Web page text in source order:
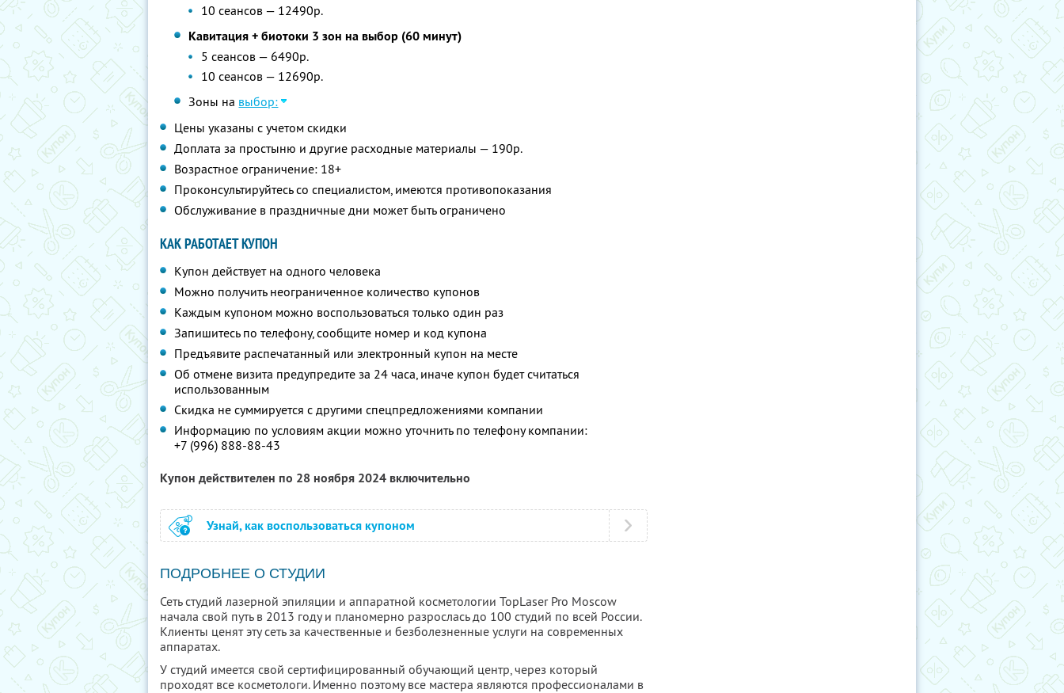
10 сеансов — 12490р.
Кавитация + биотоки 3 зон на выбор (60 минут)
5 сеансов — 6490р.
10 сеансов — 12690р.
Зоны на выбор:
Цены указаны с учетом скидки
⁠Доплата за простыню и другие расходные материалы — 190р.
Возрастное ограничение: 18+
Проконсультируйтесь со специалистом, имеются противопоказания
Обслуживание в праздничные дни может быть ограничено
КАК РАБОТАЕТ КУПОН
Купон действует на одного человека
Можно получить неограниченное количество купонов
Каждым купоном можно воспользоваться только один раз
Запишитесь по телефону, сообщите номер и код купона
Предъявите распечатанный или электронный купон на месте
Об отмене визита предупредите за 24 часа, иначе купон будет считаться
использованным
Скидка не суммируется с другими спецпредложениями компании
Информацию по условиям акции можно уточнить по телефону компании:
+7 (996) 888-88-43
Купон действителен по 28 ноября 2024 включительно
Узнай, как воспользоваться купоном
ПОДРОБНЕЕ О СТУДИИ
Сеть студий лазерной эпиляции и аппаратной косметологии TopLaser Pro Moscow
начала свой путь в 2013 году и планомерно разрослась до 100 студий по всей России.
Клиенты ценят эту сеть за качественные и безболезненные услуги на современных
аппаратах.
У студий имеется свой сертифицированный обучающий центр, через который
проходят все косметологи. Именно поэтому все мастера являются профессионалами в